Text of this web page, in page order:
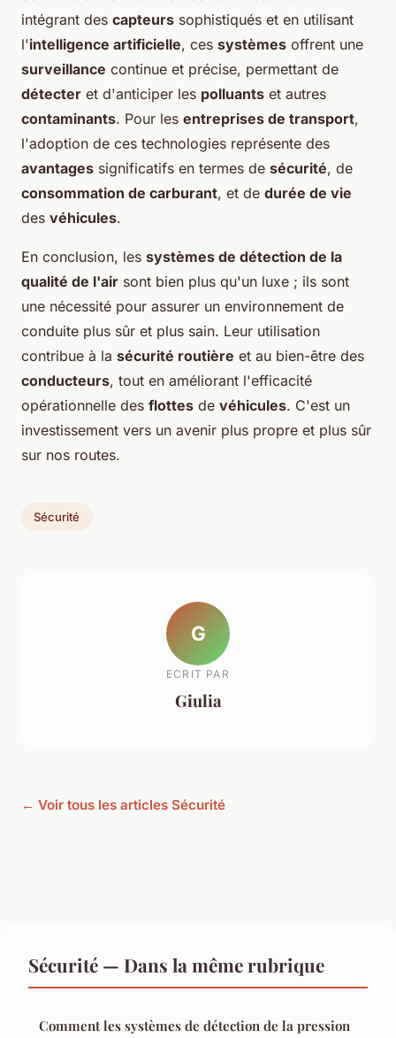
intégrant des capteurs sophistiqués et en utilisant
l'intelligence artificielle, ces systèmes offrent une
surveillance continue et précise, permettant de
détecter et d'anticiper les polluants et autres
contaminants. Pour les entreprises de transport,
l'adoption de ces technologies représente des
avantages significatifs en termes de sécurité, de
consommation de carburant, et de durée de vie
des véhicules.
En conclusion, les systèmes de détection de la
qualité de l'air sont bien plus qu'un luxe ; ils sont
une nécessité pour assurer un environnement de
conduite plus sûr et plus sain. Leur utilisation
contribue à la sécurité routière et au bien-être des
conducteurs, tout en améliorant l'efficacité
opérationnelle des flottes de véhicules. C'est un
investissement vers un avenir plus propre et plus sûr
sur nos routes.
Sécurité
G
ECRIT PAR
Giulia
← Voir tous les articles Sécurité
Sécurité — Dans la même rubrique
Comment les systèmes de détection de la pression